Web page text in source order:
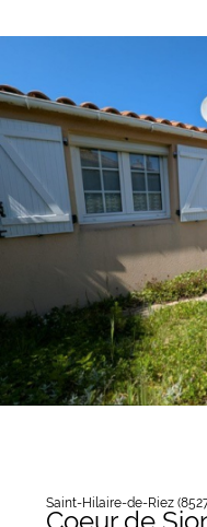
Saint-Hilaire-de-Riez